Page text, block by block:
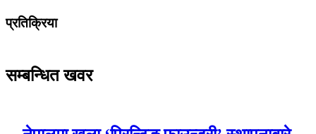
प्रतिक्रिया
सम्बन्धित खवर